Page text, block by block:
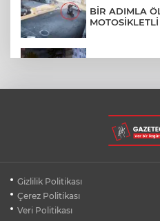
BİR ADIMLA
BURSA ŞEHİR
AĞUSTOS
Gizlilik Politikası
Çerez Politikası
Veri Politikası